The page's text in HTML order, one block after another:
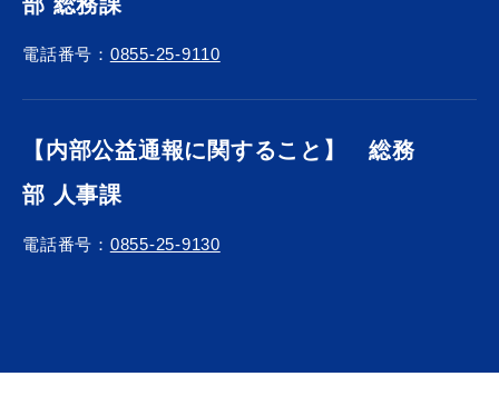
電話番号： 0855-25-9110
【内部公益通報に関すること】 総務
部 人事課
電話番号： 0855-25-9130